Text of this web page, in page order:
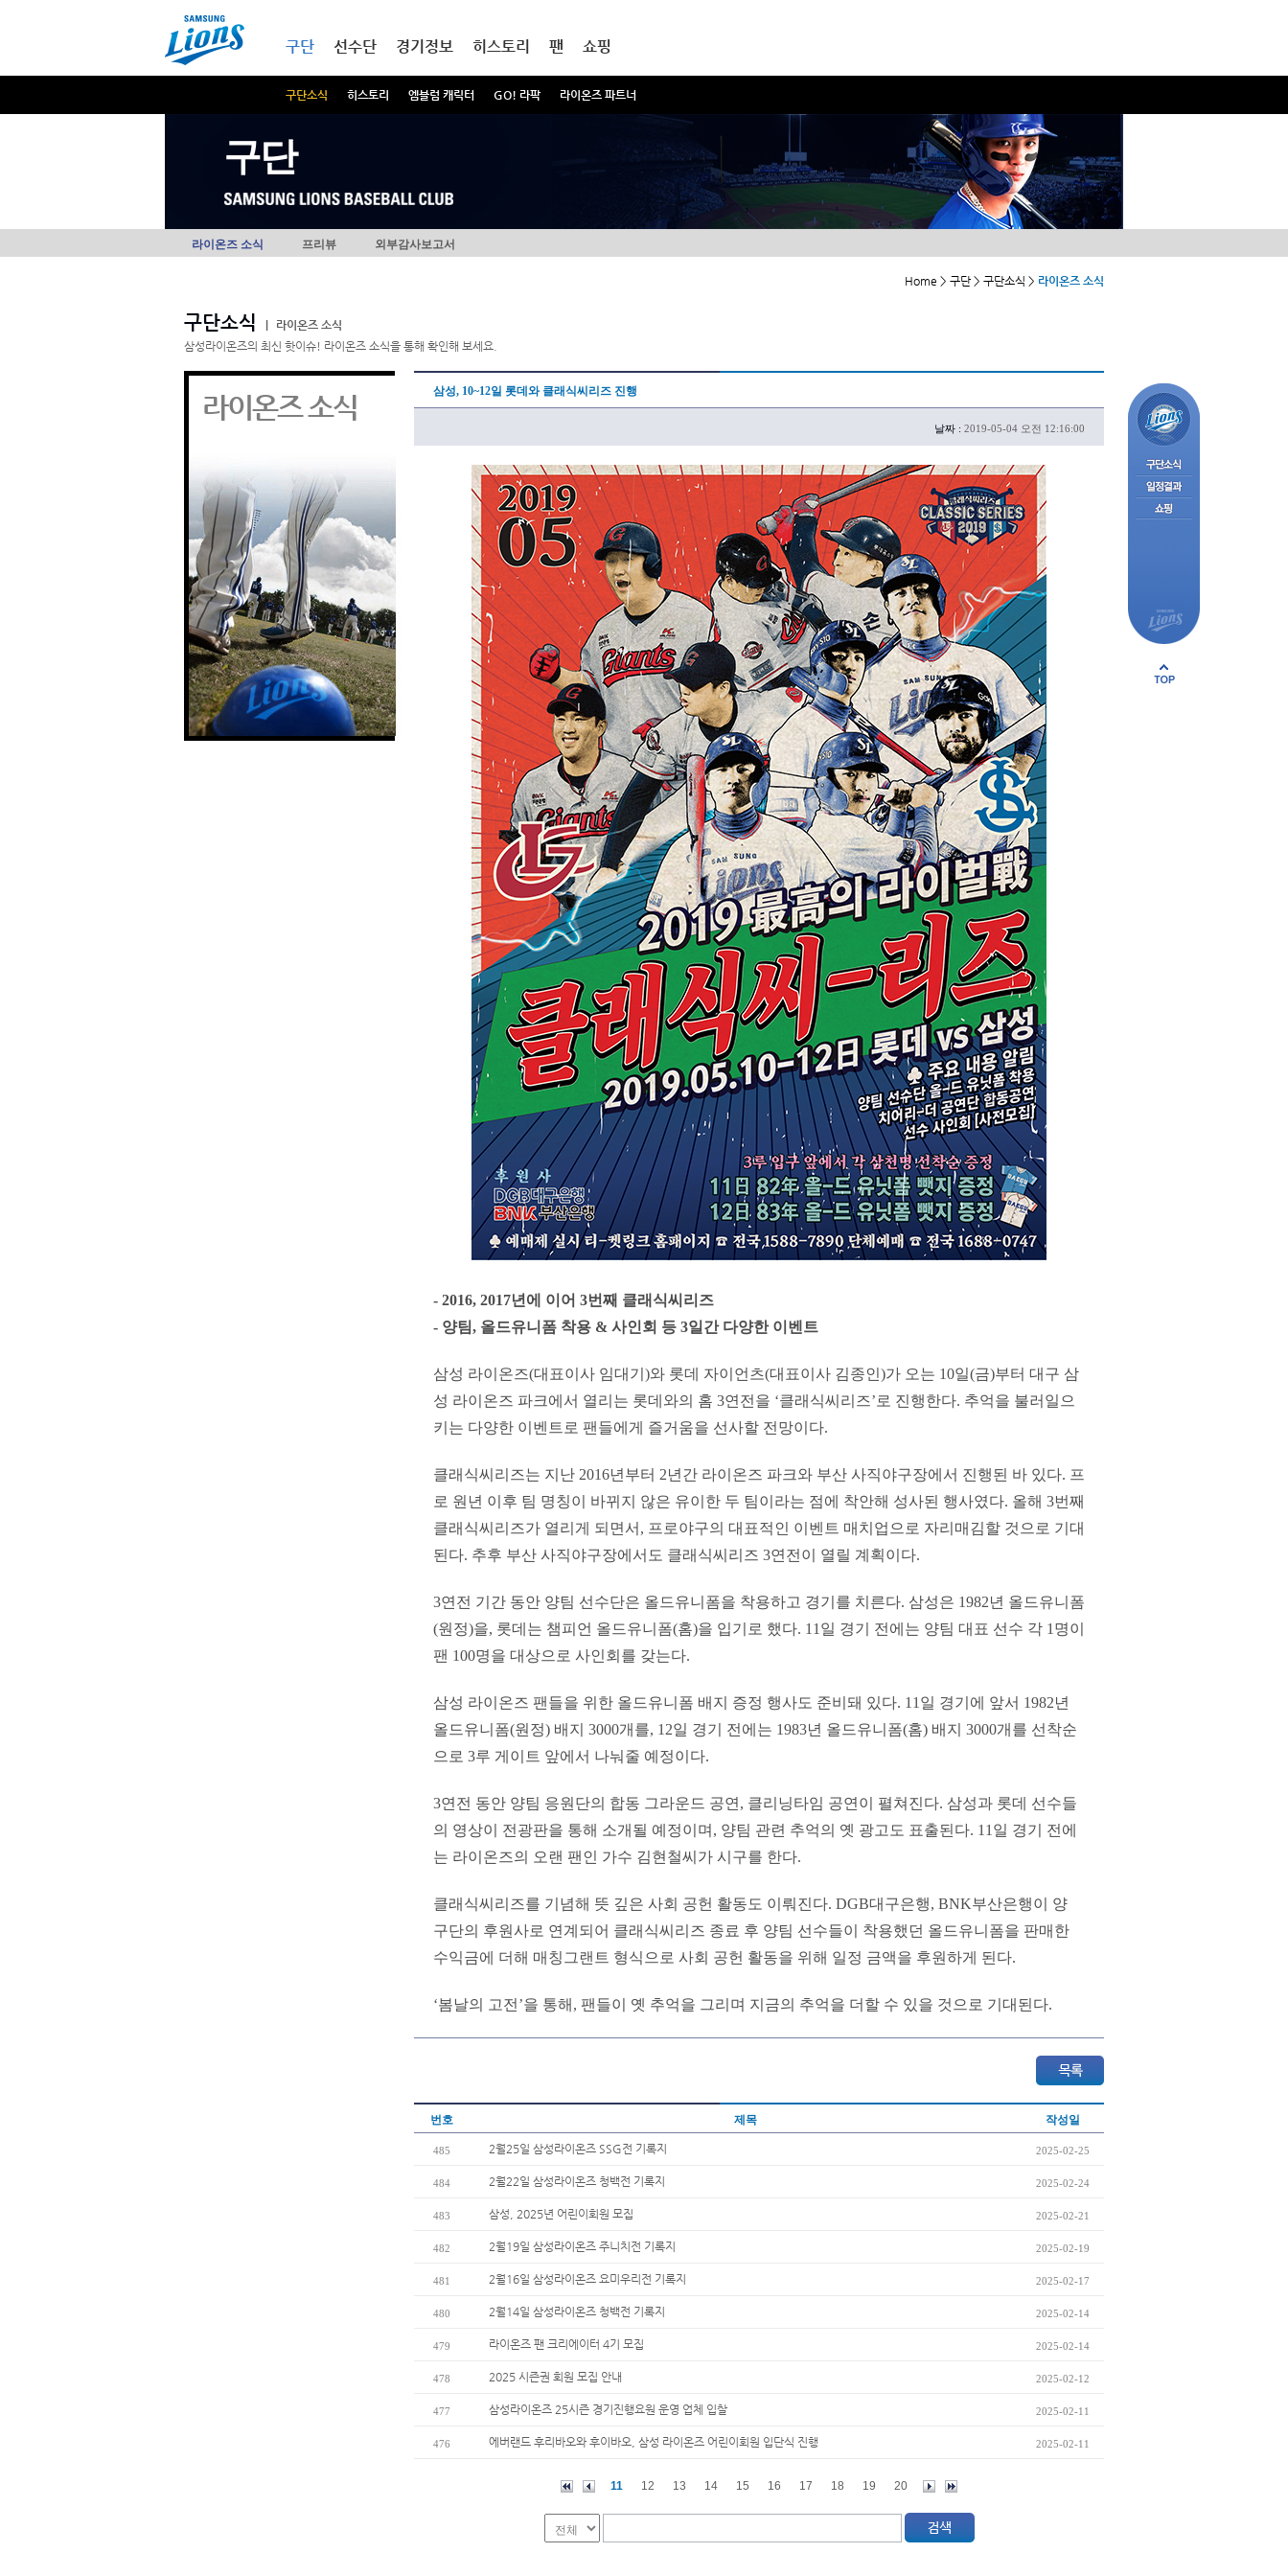
구단
구단소식 히스토리 엠블럼 캐릭터 GO! 라팍 라이온즈 파트너
선수단 경기정보 히스토리 팬 쇼핑
구단
라이온즈 소식 프리뷰 외부감사보고서
Home > 구단 > 구단소식 > 라이온즈 소식
구단소식
라이온즈 소식
삼성라이온즈의 최신 핫이슈! 라이온즈 소식을 통해 확인해 보세요.
라이온즈 소식 삼성, 10~12일 롯데와 클래식씨리즈 진행
날짜 : 2019-05-04 오전 12:16:00
- 2016, 2017년에 이어 3번째 클래식씨리즈
- 양팀, 올드유니폼 착용 & 사인회 등 3일간 다양한 이벤트
삼성 라이온즈(대표이사 임대기)와 롯데 자이언츠(대표이사 김종인)가 오는 10일(금)부터 대구 삼
성 라이온즈 파크에서 열리는 롯데와의 홈 3연전을 ‘클래식씨리즈’로 진행한다. 추억을 불러일으
키는 다양한 이벤트로 팬들에게 즐거움을 선사할 전망이다.
클래식씨리즈는 지난 2016년부터 2년간 라이온즈 파크와 부산 사직야구장에서 진행된 바 있다. 프
로 원년 이후 팀 명칭이 바뀌지 않은 유이한 두 팀이라는 점에 착안해 성사된 행사였다. 올해 3번째
클래식씨리즈가 열리게 되면서, 프로야구의 대표적인 이벤트 매치업으로 자리매김할 것으로 기대
된다. 추후 부산 사직야구장에서도 클래식씨리즈 3연전이 열릴 계획이다.
3연전 기간 동안 양팀 선수단은 올드유니폼을 착용하고 경기를 치른다. 삼성은 1982년 올드유니폼
(원정)을, 롯데는 챔피언 올드유니폼(홈)을 입기로 했다. 11일 경기 전에는 양팀 대표 선수 각 1명이
팬 100명을 대상으로 사인회를 갖는다.
삼성 라이온즈 팬들을 위한 올드유니폼 배지 증정 행사도 준비돼 있다. 11일 경기에 앞서 1982년
올드유니폼(원정) 배지 3000개를, 12일 경기 전에는 1983년 올드유니폼(홈) 배지 3000개를 선착순
으로 3루 게이트 앞에서 나눠줄 예정이다.
3연전 동안 양팀 응원단의 합동 그라운드 공연, 클리닝타임 공연이 펼쳐진다. 삼성과 롯데 선수들
의 영상이 전광판을 통해 소개될 예정이며, 양팀 관련 추억의 옛 광고도 표출된다. 11일 경기 전에
는 라이온즈의 오랜 팬인 가수 김현철씨가 시구를 한다.
클래식씨리즈를 기념해 뜻 깊은 사회 공헌 활동도 이뤄진다. DGB대구은행, BNK부산은행이 양
구단의 후원사로 연계되어 클래식씨리즈 종료 후 양팀 선수들이 착용했던 올드유니폼을 판매한
수익금에 더해 매칭그랜트 형식으로 사회 공헌 활동을 위해 일정 금액을 후원하게 된다.
‘봄날의 고전’을 통해, 팬들이 옛 추억을 그리며 지금의 추억을 더할 수 있을 것으로 기대된다.
번호 제목 작성일
485 2월25일 삼성라이온즈 SSG전 기록지 2025-02-25
484 2월22일 삼성라이온즈 청백전 기록지 2025-02-24
483 삼성, 2025년 어린이회원 모집 2025-02-21
482 2월19일 삼성라이온즈 주니치전 기록지 2025-02-19
481 2월16일 삼성라이온즈 요미우리전 기록지 2025-02-17
480 2월14일 삼성라이온즈 청백전 기록지 2025-02-14
479 라이온즈 팬 크리에이터 4기 모집 2025-02-14
478 2025 시즌권 회원 모집 안내 2025-02-12
477 삼성라이온즈 25시즌 경기진행요원 운영 업체 입찰 2025-02-11
476 에버랜드 후리바오와 후이바오, 삼성 라이온즈 어린이회원 입단식 진행 2025-02-11
11 12 13 14 15 16 17 18 19 20